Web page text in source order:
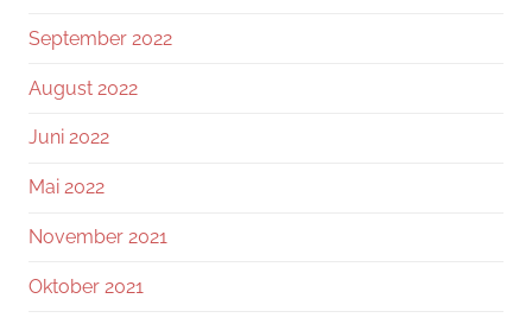
September 2022
August 2022
Juni 2022
Mai 2022
November 2021
Oktober 2021